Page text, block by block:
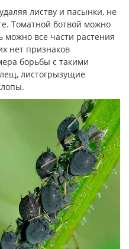
листву и пасынки, не
Томатной ботвой можно
можно все части растения
нет признаков
борьбы с такими
листогрызущие